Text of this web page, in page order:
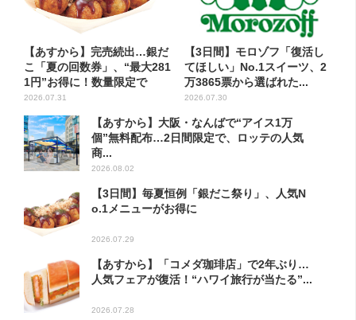
【あすから】完売続出…銀だ
こ「夏の回数券」、“最大281
1円”お得に！数量限定で
2026.07.31
【3日間】モロゾフ「復活し
てほしい」No.1スイーツ、2
万3865票から選ばれた...
2026.07.30
【あすから】大阪・なんばで“アイス1万
個”無料配布…2日間限定で、ロッテの人気
商...
2026.08.02
【3日間】毎夏恒例「銀だこ祭り」、人気N
o.1メニューがお得に
2026.07.29
【あすから】「コメダ珈琲店」で2年ぶり…
人気フェアが復活！“ハワイ旅行が当たる”...
2026.07.28